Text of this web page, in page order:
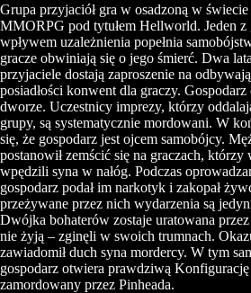
Grupa przyjaciół gra w osadzoną w
MMORPG pod tytułem Hellworld. Jeden z
wpływem uzależnienia popełnia
gracze obwiniają się o jego śmierć. Dwa
przyjaciele dostają zaproszenie na
posiadłości konwent dla graczy.
dworze. Uczestnicy imprezy, którzy
grupy, są systematycznie mordowani. W
się, że gospodarz jest ojcem samobójcy.
postanowił zemścić się na graczach,
wpędzili syna w nałóg. Podczas
gospodarz podał im narkotyk i zakopał
przeżywane przez nich wydarzenia są
Dwójka bohaterów zostaje uratowana
nie żyją – zginęli w swoich trumnach.
zawiadomił duch syna mordercy. W tym
gospodarz otwiera prawdziwą
zamordowany przez Pinheada.